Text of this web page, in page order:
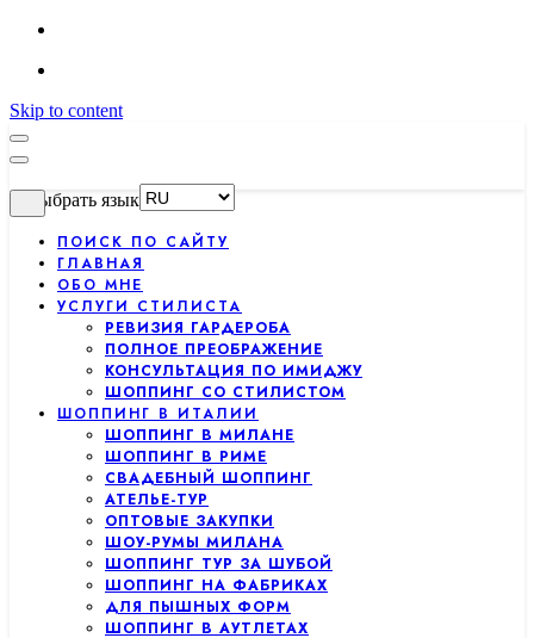
Skip to content
Выбрать язык
ПОИСК ПО САЙТУ
ГЛАВНАЯ
ОБО МНЕ
УСЛУГИ СТИЛИСТА
РЕВИЗИЯ ГАРДЕРОБА
ПОЛНОЕ ПРЕОБРАЖЕНИЕ
КОНСУЛЬТАЦИЯ ПО ИМИДЖУ
ШОППИНГ СО СТИЛИСТОМ
ШОППИНГ В ИТАЛИИ
ШОППИНГ В МИЛАНЕ
ШОППИНГ В РИМЕ
СВАДЕБНЫЙ ШОППИНГ
АТЕЛЬЕ-ТУР
ОПТОВЫЕ ЗАКУПКИ
ШОУ-РУМЫ МИЛАНА
ШОППИНГ ТУР ЗА ШУБОЙ
ШОППИНГ НА ФАБРИКАХ
ДЛЯ ПЫШНЫХ ФОРМ
ШОППИНГ В АУТЛЕТАХ